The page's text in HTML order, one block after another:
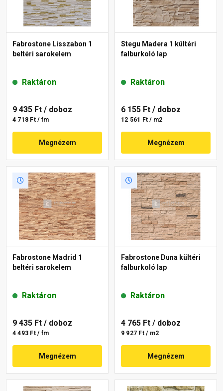
Fabrostone Lisszabon 1
beltéri sarokelem
Raktáron
9 435 Ft / doboz
4 718 Ft / fm
Megnézem
Stegu Madera 1 kültéri
falburkoló lap
Raktáron
6 155 Ft / doboz
12 561 Ft / m2
Megnézem
Fabrostone Madrid 1
beltéri sarokelem
Raktáron
9 435 Ft / doboz
4 493 Ft / fm
Megnézem
Fabrostone Duna kültéri
falburkoló lap
Raktáron
4 765 Ft / doboz
9 927 Ft / m2
Megnézem